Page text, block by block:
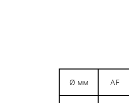
Ø мм AF